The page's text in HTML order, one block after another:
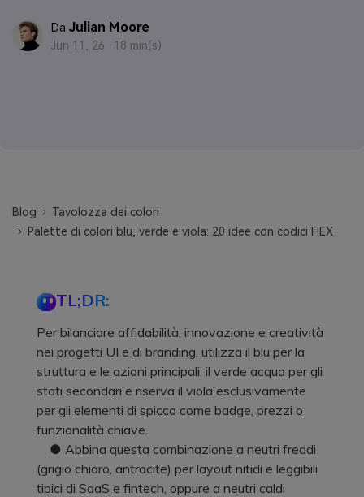
Da Julian Moore
Jun 11, 26 · 18 min(s)
Blog
Tavolozza dei colori
Palette di colori blu, verde e viola: 20 idee con codici HEX
TL;DR:
Per bilanciare affidabilità, innovazione e creatività
nei progetti UI e di branding, utilizza il blu per la
struttura e le azioni principali, il verde acqua per gli
stati secondari e riserva il viola esclusivamente
per gli elementi di spicco come badge, prezzi o
funzionalità chiave.
● Abbina questa combinazione a neutri freddi
(grigio chiaro, antracite) per layout nitidi e leggibili
tipici di SaaS e fintech, oppure a neutri caldi